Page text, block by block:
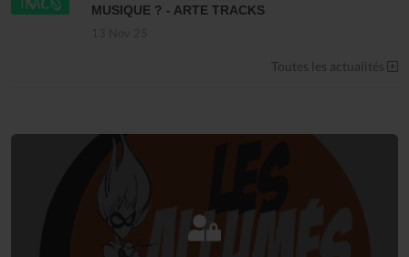
MUSIQUE ? - ARTE TRACKS
Toutes les actualités
Connectez-vous